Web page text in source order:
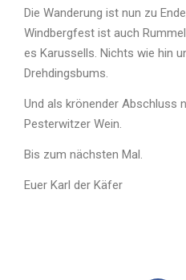
Die Wanderung ist nun zu
Windbergfest ist auch
es Karussells. Nichts wie hin
Drehdingsbums.
Und als krönender Abschluss
Pesterwitzer Wein.
Bis zum nächsten Mal.
Euer Karl der Käfer